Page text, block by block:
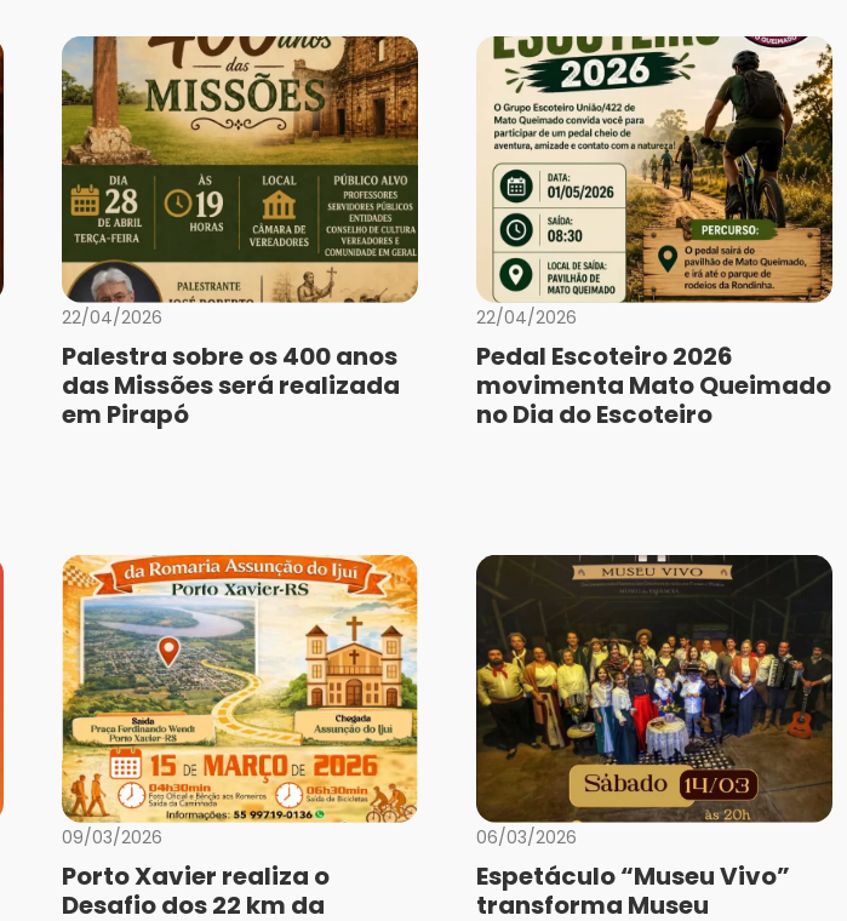
22/04/2026
Palestra sobre os 400 anos
das Missões será realizada
em Pirapó
22/04/2026
Pedal Escoteiro 2026
movimenta Mato Queimado
no Dia do Escoteiro
09/03/2026
Porto Xavier realiza o
Desafio dos 22 km da
06/03/2026
Espetáculo “Museu Vivo”
transforma Museu